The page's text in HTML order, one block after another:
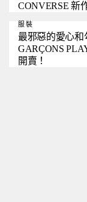
CONVERSE 新
服裝
最邪惡的愛心和
GARÇONS
開賣！